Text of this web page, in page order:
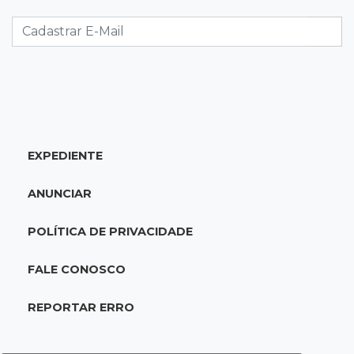
autorização é alvo da PF
17:02Cyber Trap
Discord para vender cartões clonados
16:54Eleições 2026
Continuidade ou alternância: a oposição
EXPEDIENTE
ANUNCIAR
POLÍTICA DE PRIVACIDADE
FALE CONOSCO
REPORTAR ERRO